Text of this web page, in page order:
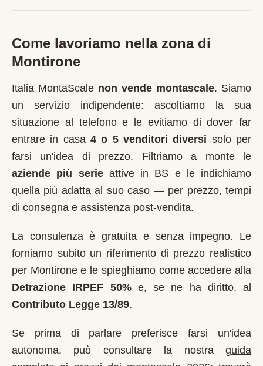
Come lavoriamo nella zona di
Montirone
Italia MontaScale non vende montascale. Siamo
un servizio indipendente: ascoltiamo la sua
situazione al telefono e le evitiamo di dover far
entrare in casa 4 o 5 venditori diversi solo per
farsi un'idea di prezzo. Filtriamo a monte le
aziende più serieattive in BS e le indichiamo
quella più adatta al suo caso — per prezzo, tempi
di consegna e assistenza post-vendita.
La consulenza è gratuita e senza impegno. Le
forniamo subito un riferimento di prezzo realistico
per Montironee le spieghiamo come accedere alla
Detrazione IRPEF 50%e, se ne ha diritto, al
Contributo Legge 13/89.
Se prima di parlare preferisce farsi un'idea
autonoma, può consultare la nostra
guida